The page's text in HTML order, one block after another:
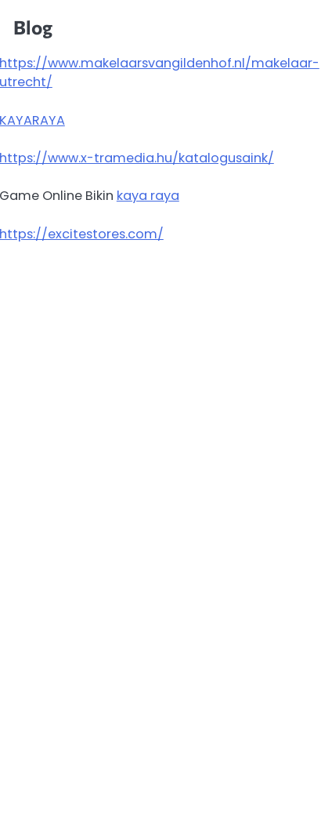
Blog
https://www.makelaarsvangildenhof.nl/makelaar-
utrecht/
KAYARAYA
https://www.x-tramedia.hu/katalogusaink/
Game Online Bikin kaya raya
https://excitestores.com/